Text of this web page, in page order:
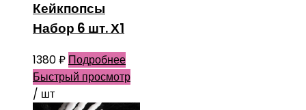
Кейкпопсы
Набор 6 шт. Х1
1380₽ Подробнее
Быстрый просмотр
/ шт